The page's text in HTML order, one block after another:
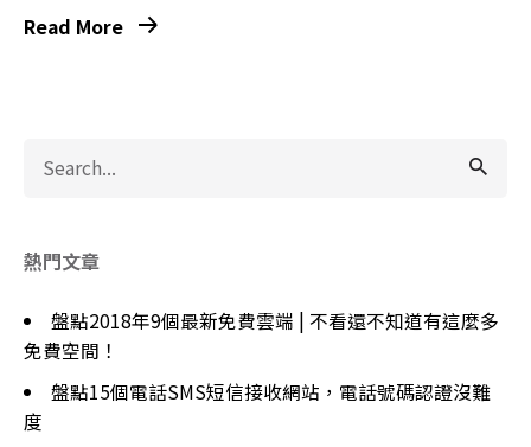
Read More
for
熱門文章
盤點2018年9個最新免費雲端 | 不看還不知道有這麼多
免費空間！
盤點15個電話SMS短信接收網站，電話號碼認證沒難
度